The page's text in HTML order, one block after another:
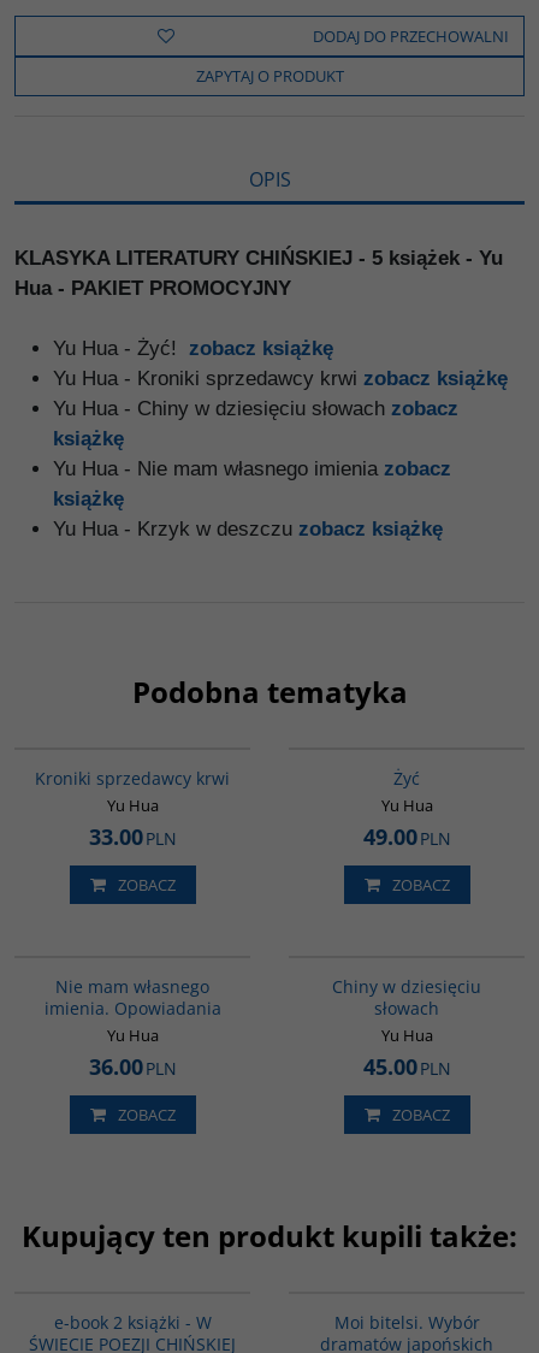
e
o
k
t
t
e
o
y
i
n
k
z
e
l
s
DODAJ DO PRZECHOWALNI
ZAPYTAJ O PRODUKT
OPIS
KLASYKA LITERATURY CHIŃSKIEJ - 5 książek - Yu
Hua - PAKIET PROMOCYJNY
Yu Hua - Żyć! zobacz książkę
Yu Hua - Kroniki sprzedawcy krwi zobacz książkę
Yu Hua - Chiny w dziesięciu słowach zobacz
książkę
Yu Hua - Nie mam własnego imienia zobacz
książkę
Yu Hua - Krzyk w deszczu zobacz książkę
Podobna tematyka
Kroniki sprzedawcy krwi
Yu Hua
33.00PLN
ZOBACZ
Żyć
Yu Hua
49.00PLN
ZOBACZ
Nie mam własnego
imienia. Opowiadania
Yu Hua
36.00PLN
ZOBACZ
Chiny w dziesięciu
słowach
Yu Hua
45.00PLN
ZOBACZ
Kupujący ten produkt kupili także:
e-book 2 książki - W
ŚWIECIE POEZJI CHIŃSKIEJ
Moi bitelsi. Wybór
dramatów japońskich